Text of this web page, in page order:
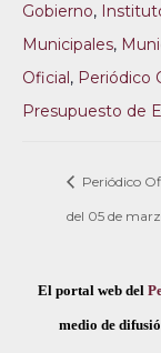
Gobierno,
Municipales,
Oficial, Periódico
Presupuesto de
Periódico
del 05 de
El portal web del
medio de